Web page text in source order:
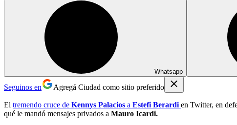
Whatsapp
Seguinos en Agregá Ciudad como sitio preferido
El tremendo cruce de Kennys Palacios a Estefi Berardi en Twitter, en
qué le mandó mensajes privados a Mauro Icardi.